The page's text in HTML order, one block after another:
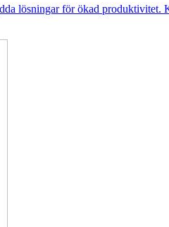
lösningar för ökad produktivitet.